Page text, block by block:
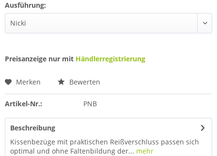
Ausführung:
Preisanzeige nur mit Händlerregistrierung
Merken Bewerten
Artikel-Nr.: PNB
Beschreibung
Kissenbezüge mit praktischen Reißverschluss passen sich
optimal und ohne Faltenbildung der... mehr